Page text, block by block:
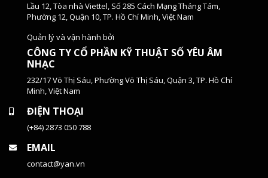
Lầu 12, Tòa nhà Viettel, Số 285 Cách Mạng Tháng Tám,
Phường 12, Quận 10, TP. Hồ Chí Minh, Việt Nam
Quản lý và vận hành bởi
CÔNG TY CỔ PHẦN KỸ THUẬT SỐ YÊU ÂM
NHẠC
232/17 Võ Thị Sáu, Phường Võ Thị Sáu, Quận 3, TP. Hồ Chí
Minh, Việt Nam
ĐIỆN THOẠI
(+84) 2873 050 788
EMAIL
contact@yan.vn